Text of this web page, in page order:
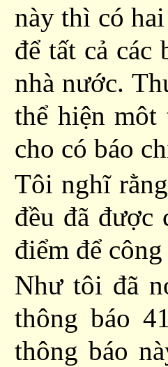
này thì có hai
để tất cả các
nhà nước.
thể hiện
cho cóbáo
Tôi nghĩ
đều đã được
điểm để
Như tôi đã
thông báo
thông báo